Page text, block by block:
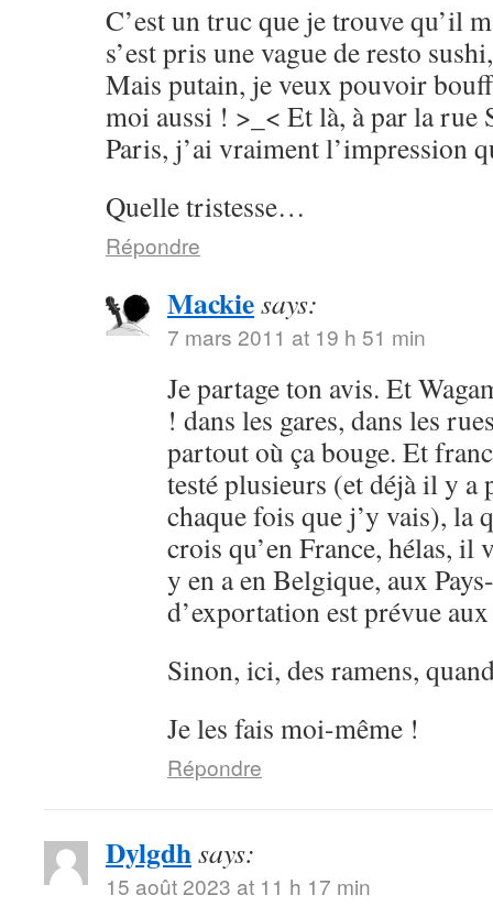
C’est un truc que je trouve qu’il
s’est pris une vague de resto
Mais putain, je veux pouvoir
moi aussi ! >_< Et là, à par la rue
Paris, j’ai vraiment l’impression
Quelle tristesse…
Répondre
Mackiesays:
7 mars 2011 at 19 h 51 min
Je partage ton avis. Et
! dans les gares, dans les
partout où ça bouge. Et
testé plusieurs (et déjà il y a
chaque fois que j’y vais), la
crois qu’en France, hélas,
y en a en Belgique, aux
d’exportation est prévue
Sinon, ici, des ramens,
Je les fais moi-même !
Répondre
Dylgdhsays:
15 août 2023 at 11 h 17 min